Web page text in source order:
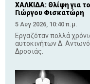
ΧΑΛΚΙΔΑ: Θλίψη για
Γιώργου Φισκατώρη
5 Αυγ 2026, 10:40 π.μ.
Εργαζόταν πολλά
αυτοκινήτων Δ.
Δροσιάς.